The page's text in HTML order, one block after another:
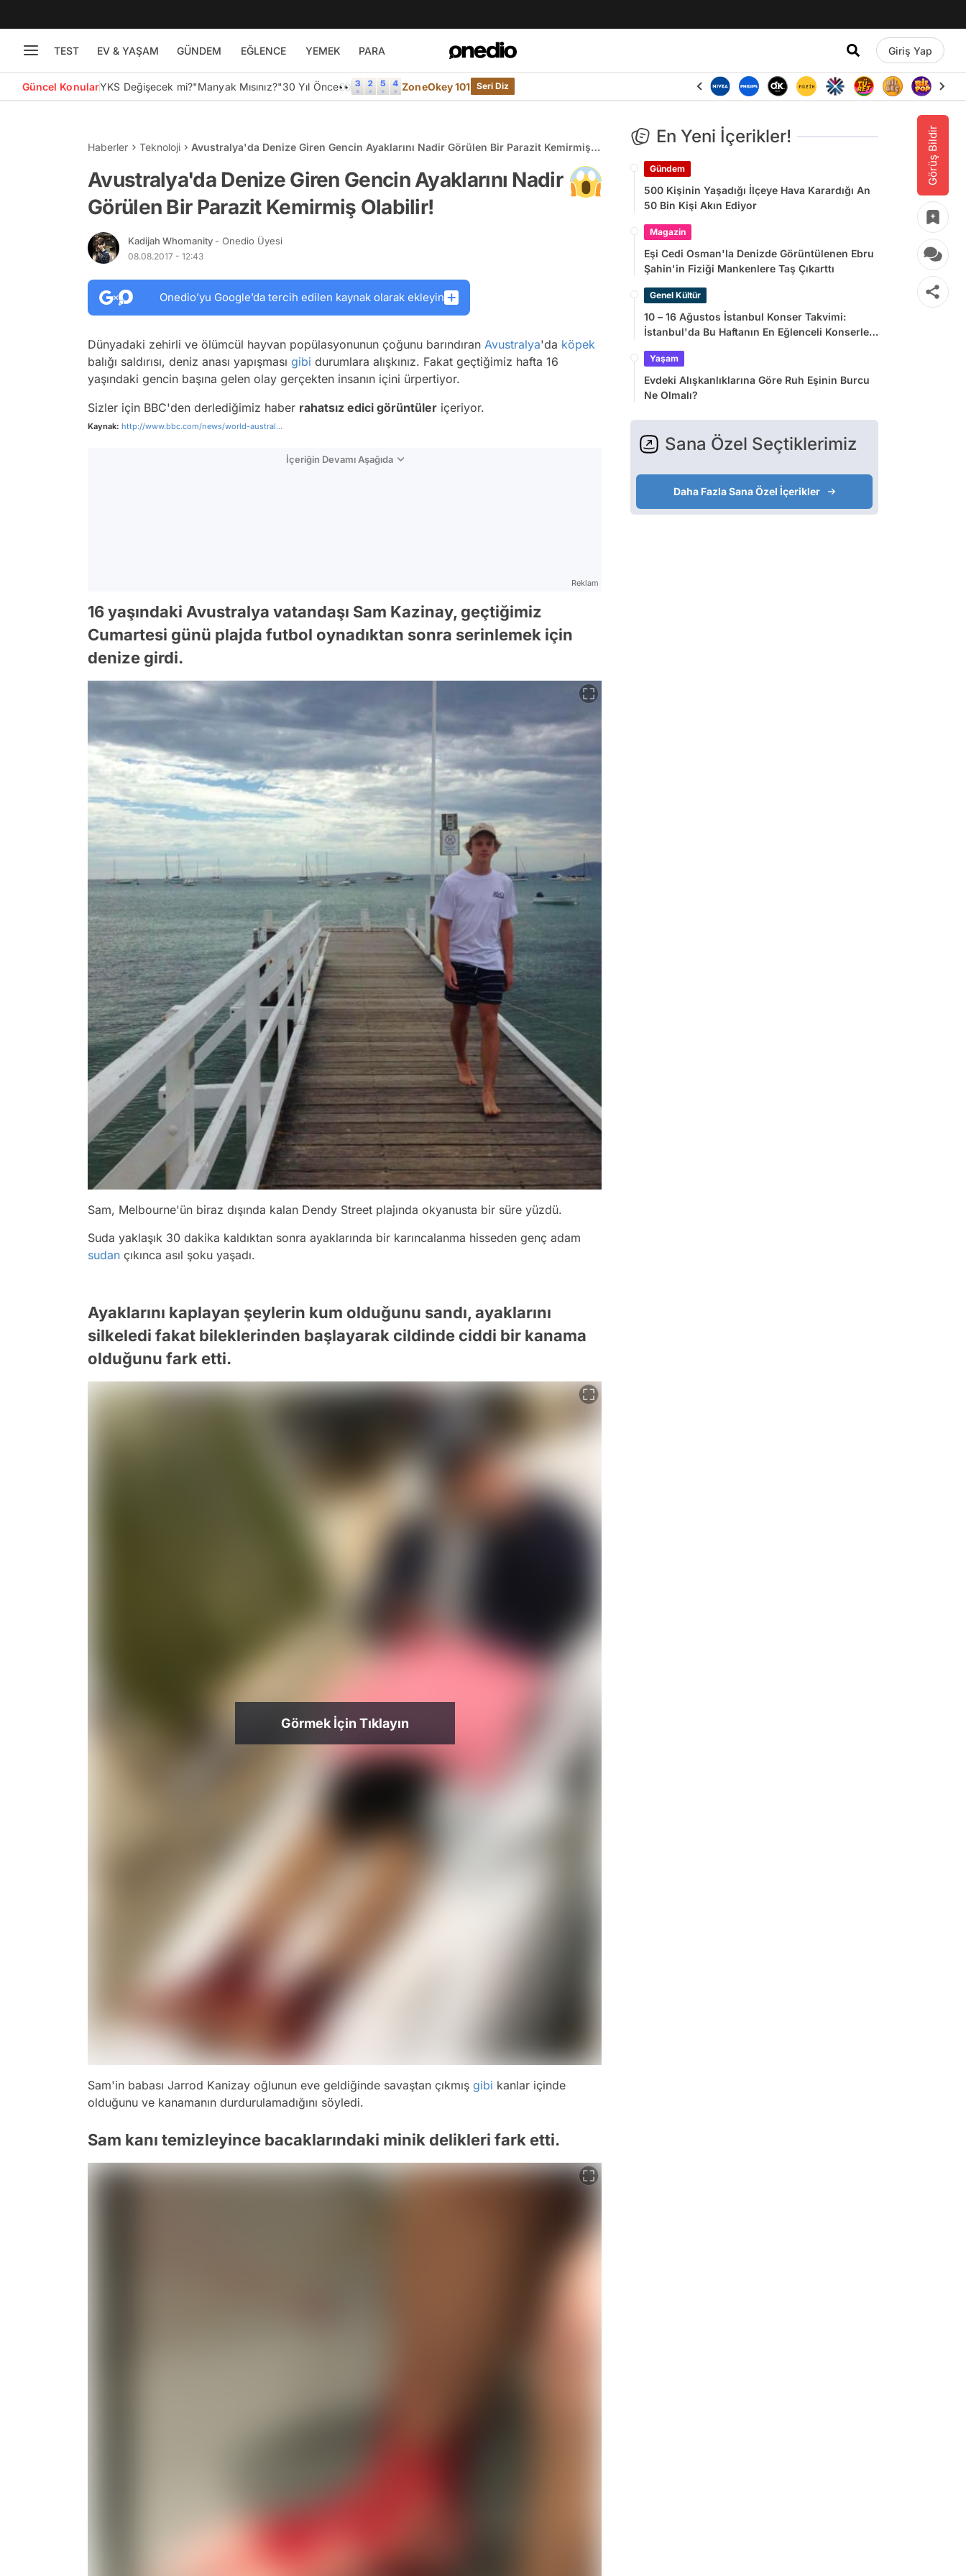
TEST EV & YAŞAM GÜNDEM EĞLENCE YEMEK PARA Giriş Yap
Güncel KonularYKS Değişecek mi?"Manyak Mısınız?"30 Yıl Önce👀 ZoneOkey 101 Seri Diz
Görüş Bildir
Haberler Teknoloji
Avustralya'da Denize Giren Gencin Ayaklarını Nadir Görülen Bir Parazit Kemirmiş
Avustralya'da Denize Giren Gencin Ayaklarını Nadir
Görülen Bir Parazit Kemirmiş Olabilir!
Kadijah Whomanity - Onedio Üyesi
08.08.2017 - 12:43
Onedio’yu Google’da tercih edilen kaynak olarak ekleyin
Dünyadaki zehirli ve ölümcül hayvan popülasyonunun çoğunu barındıran Avustralya'da köpek
balığı saldırısı, deniz anası yapışması gibi durumlara alışkınız. Fakat geçtiğimiz hafta 16
yaşındaki gencin başına gelen olay gerçekten insanın içini ürpertiyor.
Sizler için BBC'den derlediğimiz haber rahatsız edici görüntüler içeriyor.
Kaynak: http://www.bbc.com/news/world-austral...
İçeriğin Devamı Aşağıda
Reklam
16 yaşındaki Avustralya vatandaşı Sam Kazinay, geçtiğimiz
Cumartesi günü plajda futbol oynadıktan sonra serinlemek için
denize girdi.
Sam, Melbourne'ün biraz dışında kalan Dendy Street plajında okyanusta bir süre yüzdü.
Suda yaklaşık 30 dakika kaldıktan sonra ayaklarında bir karıncalanma hisseden genç adam
sudan çıkınca asıl şoku yaşadı.
Ayaklarını kaplayan şeylerin kum olduğunu sandı, ayaklarını
silkeledi fakat bileklerinden başlayarak cildinde ciddi bir kanama
olduğunu fark etti.
Görmek İçin Tıklayın
Sam'in babası Jarrod Kanizay oğlunun eve geldiğinde savaştan çıkmış gibi kanlar içinde
olduğunu ve kanamanın durdurulamadığını söyledi.
Sam kanı temizleyince bacaklarındaki minik delikleri fark etti.
En Yeni İçerikler!
Gündem
500 Kişinin Yaşadığı İlçeye Hava Karardığı An
50 Bin Kişi Akın Ediyor
Magazin
Eşi Cedi Osman'la Denizde Görüntülenen Ebru
Şahin'in Fiziği Mankenlere Taş Çıkarttı
Genel Kültür
10 – 16 Ağustos İstanbul Konser Takvimi:
İstanbul'da Bu Haftanın En Eğlenceli Konserleri
Yaşam
Evdeki Alışkanlıklarına Göre Ruh Eşinin Burcu
Ne Olmalı?
Sana Özel Seçtiklerimiz
Daha Fazla Sana Özel İçerikler